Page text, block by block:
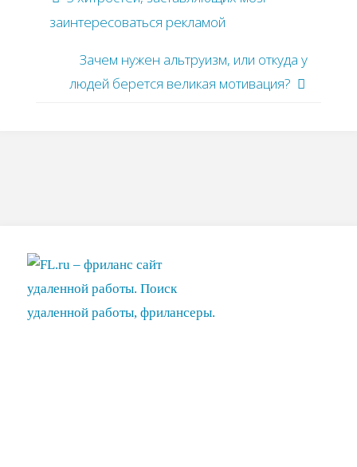
заинтересоваться рекламой
Зачем нужен альтруизм, или откуда у
людей берется великая мотивация?